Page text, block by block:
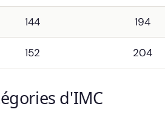
144 194
152 204
d'IMC